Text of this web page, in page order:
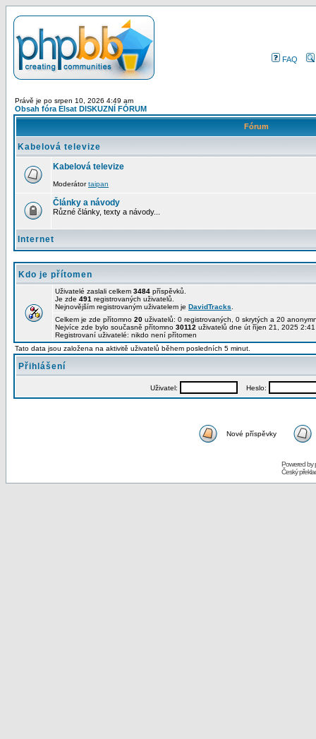
FAQ
Právě je po srpen 10, 2026 4:49 am
Obsah fóra Elsat DISKUZNÍ FÓRUM
Fórum
Kabelová televize
Kabelová televize
Moderátortaipan
Články a návody
Různé články, texty a návody...
Internet
Kdo je přítomen
Uživatelé zaslali celkem 3484 příspěvků.
Je zde 491 registrovaných uživatelů.
Nejnovějším registrovaným uživatelem je DavidTracks
Celkem je zde přítomno 20 uživatelů: 0 registrovaných, 0 skrytých a 20
Nejvíce zde bylo současně přítomno 30112 uživatelů dne út říjen 21, 2025
Registrovaní uživatelé: nikdo není přítomen
Tato data jsou založena na aktivitě uživatelů během posledních 5 minut.
Přihlášení
Uživatel: Heslo:
Nové příspěvky
Powered by
Český